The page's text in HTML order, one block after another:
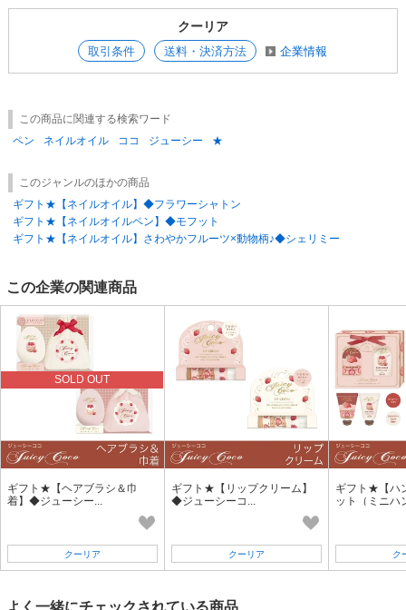
・使用方法以外の目的にご使用にならないでください。
・お肌に異常が生じていないかよく注意して使用してください。
お肌に異常があるとき、お肌に合わない時は、ご使用をおやめくださ
・使用中や使用後、または直射日光に当たった時に、赤み、はれ、かゆ
み、刺激、色抜け（白斑等）や
黒ずみ等の異常が現れた場合は、ただちに使用を中止し、皮フ科専門
・お子様の手の届かないところに保管してください。
・極端に高温多湿または低温の場所、直射日光の当たる場所には保管し
ないでください。
・本品は飲食物ではありません。誤飲等にご注意ください。
万一、大量に飲み込んだ場合は水を飲ませるなどの処置を行ってくだ
だちに水かぬるま湯で洗い流してください。
異常が現れる場合は、専門医にご相談ください。
・開封後は早めにお使いください。
・本品と他の商品を併用しないでください。
・使用後は必ずフタをしめてください。
・火気に近づけないでください。
・小さなお子様が使用する場合は、保護者の指導のもと必ず一緒に使用
してください。
◆製造発売元 株式会社OAKインターナショナル
東京都台東区駒形1-7-11 東武浅草駒形ビル9階
お問い合わせ先 03-6284-7781
(10:00〜16:00 土日祝を除く)
クーリア
取引条件 送料・決済方法 企業情報
この商品に関連する検索ワード
ペン
ネイルオイル ココ ジューシー ★
このジャンルのほかの商品
ギフト★【ネイルオイル】◆フラワーシャトン
ギフト★【ネイルオイルペン】◆モフット
ギフト★【ネイルオイル】さわやかフルーツ×動物柄♪◆シェリミー
この企業の関連商品
SOLD OUT
ギフト★【ヘアブラシ＆巾
着】◆ジューシー...
クーリア
ギフト★【リップクリーム】
◆ジューシーコ...
クーリア
ギフト★【ハ
ット（ミニハ
ク
よく一緒にチェックされている商品